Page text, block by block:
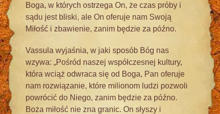
Boga, w których ostrzega On, że czas próby i
sądu jest bliski, ale On oferuje nam Swoją
Miłość i zbawienie, zanim będzie za późno.
Vassula wyjaśnia, w jaki sposób Bóg nas
wzywa: „Pośród naszej współczesnej kultury,
która wciąż odwraca się od Boga, Pan oferuje
nam rozwiązanie, które milionom ludzi pozwoli
powrócić do Niego, zanim będzie za późno.
Boża miłość nie zna granic. On słyszy i